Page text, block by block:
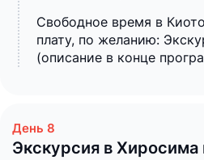
Свободное время в
плату, по желанию:
(описание в конце
Экскурсия в Хиросима